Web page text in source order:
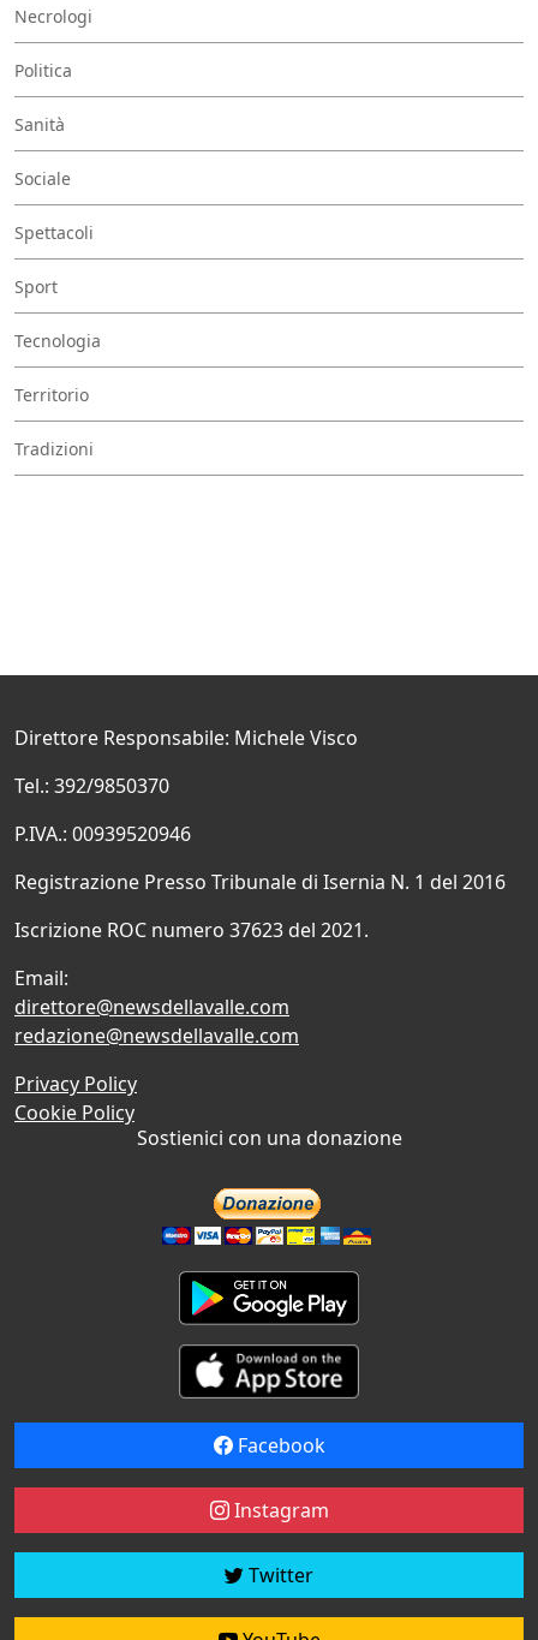
Necrologi
Politica
Sanità
Sociale
Spettacoli
Sport
Tecnologia
Territorio
Tradizioni
Direttore Responsabile: Michele Visco
Tel.: 392/9850370
P.IVA.: 00939520946
Registrazione Presso Tribunale di Isernia N. 1 del 2016
Iscrizione ROC numero 37623 del 2021.
Email:
direttore@newsdellavalle.com
redazione@newsdellavalle.com
Privacy Policy
Cookie Policy
Sostienici con una donazione
Facebook
Instagram
Twitter